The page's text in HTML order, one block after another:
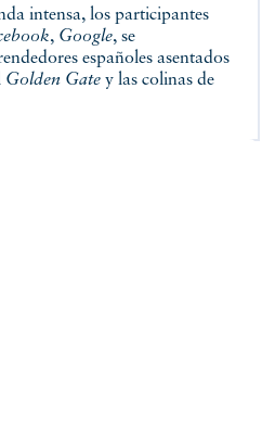
intensa, los participantes
, Google, se
españoles asentados
Golden Gate y las colinas de